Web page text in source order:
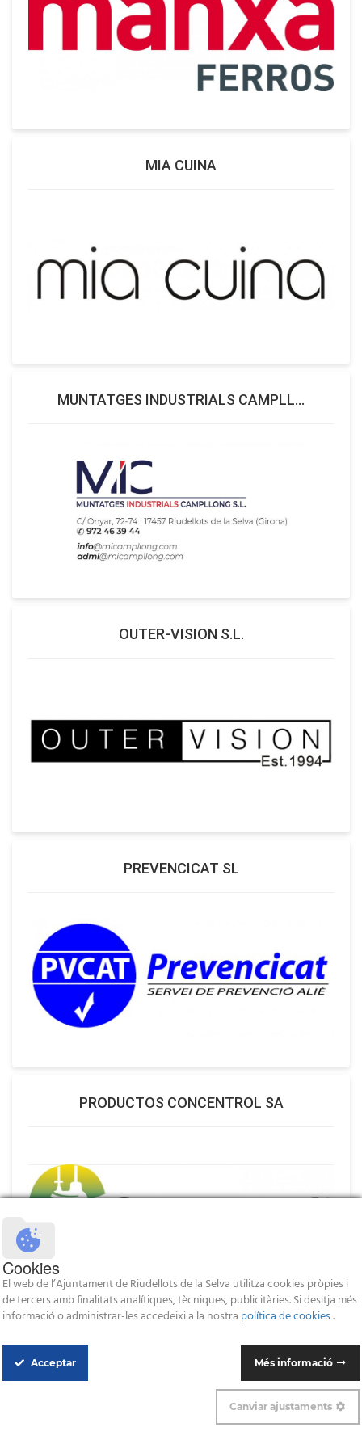
MIA CUINA
MUNTATGES INDUSTRIALS CAMPLL...
OUTER-VISION S.L.
PREVENCICAT SL
PRODUCTOS CONCENTROL SA
Cookies
El web de l’Ajuntament de Riudellots de la Selva utilitza cookies pròpies i
de tercers amb finalitats analítiques, tècniques, publicitàries. Si desitja més
informació o administrar-les accedeixi a la nostra política de cookies.
Acceptar Més informació
Canviar ajustaments